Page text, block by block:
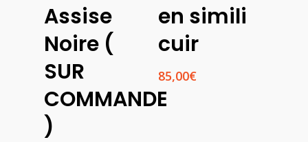
Assise
Noire (
SUR
COMMANDE
)
en simili
cuir
85,00€